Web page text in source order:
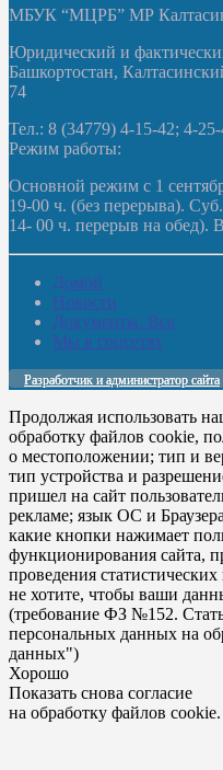
МБУК “МЦРБ” МР
Юридический и
Башкортостан,
74
Тел.: 8 (34779) 4-15-42; 4-
Режим работы:
Основной режим с 1
19-00 ч. (без перерыва).
14- 00 ч. перерыв на обед).
Домой
Новости
Документы. Все
Мы в соцсетях
Разработчик и администратор сайта
Продолжая использовать
обработку файлов cookie,
о местоположении; тип и
тип устройства и
пришел на сайт
рекламе; язык ОС и
какие кнопки нажимает
функционирования сайта,
проведения
не хотите, чтобы ваши
(требование ФЗ №152.
персональных данных на
данных")
Хорошо
Показать снова согласие
на обработку файлов cookie.